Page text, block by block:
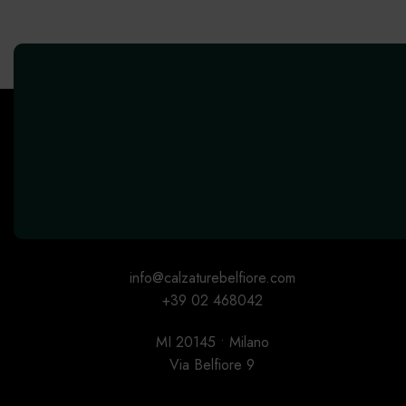
info@calzaturebelfiore.com
+39 02 468042
MI 20145 • Milano
Via Belfiore 9